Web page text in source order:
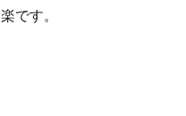
です。